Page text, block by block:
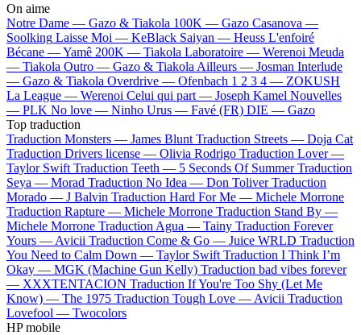
On aime
Notre Dame — Gazo & Tiakola 100K — Gazo Casanova —
Soolking Laisse Moi — KeBlack Saiyan — Heuss L'enfoiré
Bécane —Yamê 200K — Tiakola Laboratoire — Werenoi Meuda
— Tiakola Outro — Gazo & Tiakola Ailleurs — Josman Interlude
— Gazo & Tiakola Overdrive — Ofenbach 1 2 3 4 — ZOKUSH
La League — Werenoi Celui qui part — Joseph Kamel Nouvelles
— PLK No love — Ninho Urus — Favé (FR) DIE — Gazo
Top traduction
Traduction Monsters — James Blunt Traduction Streets — Doja Cat
Traduction Drivers license — Olivia Rodrigo Traduction Lover —
Taylor Swift Traduction Teeth — 5 Seconds Of Summer Traduction
Seya — Morad Traduction No Idea — Don Toliver Traduction
Morado — J Balvin Traduction Hard For Me — Michele Morrone
Traduction Rapture — Michele Morrone Traduction Stand By —
Michele Morrone Traduction Agua — Tainy Traduction Forever
Yours — Avicii Traduction Come & Go — Juice WRLD Traduction
You Need to Calm Down — Taylor Swift Traduction I Think I’m
Okay — MGK (Machine Gun Kelly) Traduction bad vibes forever
— XXXTENTACION Traduction If You're Too Shy (Let Me
Know) — The 1975 Traduction Tough Love — Avicii Traduction
Lovefool — Twocolors
HP mobile